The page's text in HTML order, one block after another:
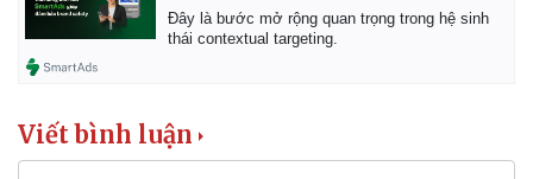
Thể thao
Bóng đá
Lịch thi đấu bóng đá
eSports
Hậu trường
Ô tô - Xe máy
Ô tô
Đây là bước mở rộng quan trọng trong hệ sinh
thái contextual targeting.
Viết bình luận